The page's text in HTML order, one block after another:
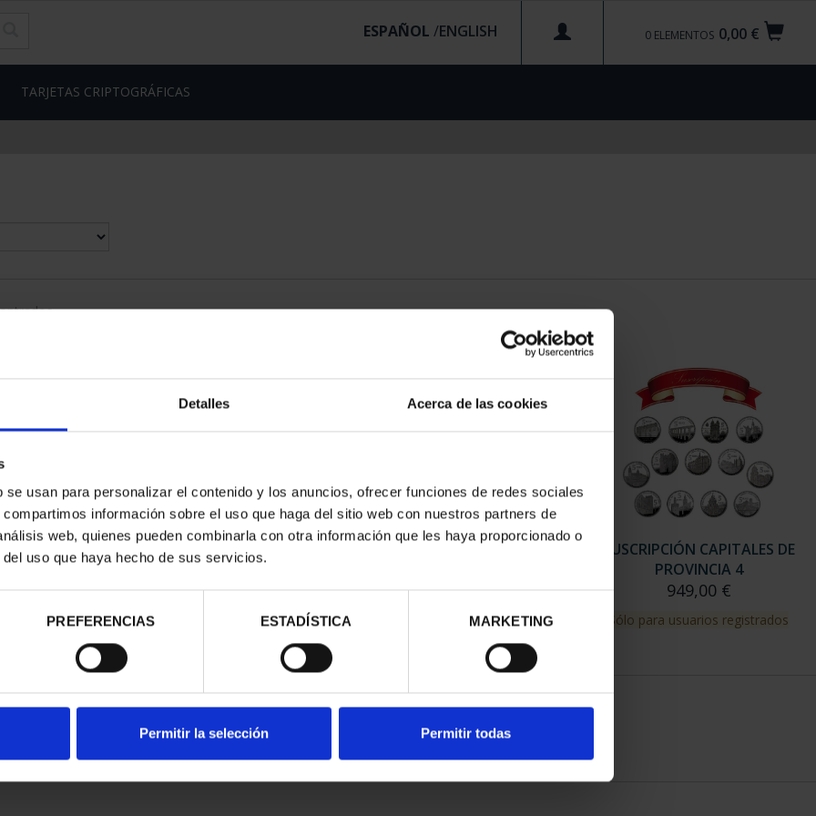
Detalles Acerca de las cookies
usan para personalizar el contenido y los anuncios, ofrecer funciones de redes sociales
información sobre el uso que haga del sitio web con nuestros partners de
web, quienes pueden combinarla con otra información que les haya proporcionado o
uso que haya hecho de sus servicios.
PREFERENCIAS ESTADÍSTICA MARKETING
Permitir la selección Permitir todas
0,00 €
0 ELEMENTOS
ESPAÑOL /
TARJETAS CRIPTOGRÁFICAS
DE
1
€
registrados
SUSCRIPCIÓN CAPITALES DE
PROVINCIA 2
949,00 €
Sólo para usuarios registrados
SUSCRIPCIÓN CAPITALES DE
949,00 €
Sólo para usuarios registrados
SUSCRIPCIÓN CAPITALES DE
PROVINCIA 4
949,00 €
Sólo para usuarios registrados